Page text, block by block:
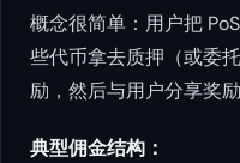
概念很简单：用户把
些代币拿去质押（或委
励，然后与用户分享奖励
典型佣金结构：